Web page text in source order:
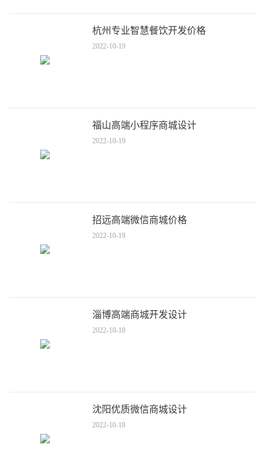
杭州专业智慧餐饮开发价格
2022-10-19
福山高端小程序商城设计
2022-10-19
招远高端微信商城价格
2022-10-19
淄博高端商城开发设计
2022-10-18
沈阳优质微信商城设计
2022-10-18